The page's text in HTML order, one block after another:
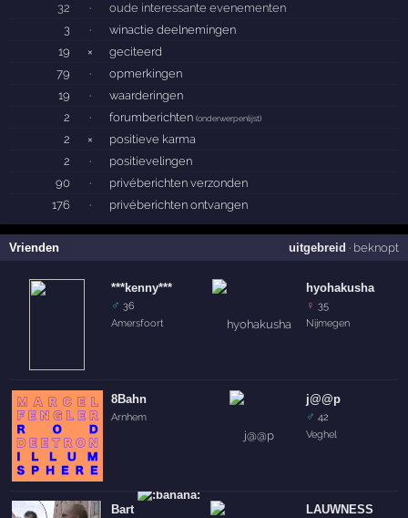
32
·
oude interessante evenementen
3
·
winactie deelnemingen
19
×
geciteerd
79
·
opmerkingen
19
·
waarderingen
2
· forumberichten(onderwerpenlijst)
2 ×
positieve karma
2
·
positievelingen
90
·
privéberichten verzonden
176
· privéberichten ontvangen
Vrienden uitgebreid · beknopt
***kenny***
♂ 36
Amersfoort
8Bahn
Arnhem
Bart
hyohakusha
♀ 35
Nijmegen
j@@p
♂ 42
Veghel
LAUWNESS